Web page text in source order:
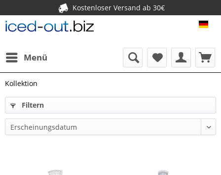
Kostenloser Versand ab 30€
Menü
Kollektion
Filtern